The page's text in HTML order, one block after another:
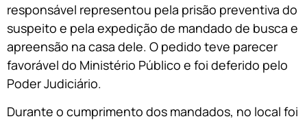
responsável representou pela prisão preventiva do
suspeito e pela expedição de mandado de busca e
apreensão na casa dele. O pedido teve parecer
favorável do Ministério Público e foi deferido pelo
Poder Judiciário.
Durante o cumprimento dos mandados, no local foi